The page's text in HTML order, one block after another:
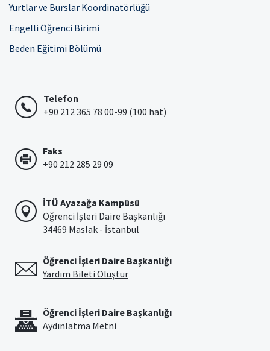
Yurtlar ve Burslar Koordinatörlüğü
Engelli Öğrenci Birimi
Beden Eğitimi Bölümü
Telefon
+90 212 365 78 00-99 (100 hat)
Faks
+90 212 285 29 09
İTÜ Ayazağa Kampüsü
Öğrenci İşleri Daire Başkanlığı
34469 Maslak - İstanbul
Öğrenci İşleri Daire Başkanlığı
Yardım Bileti Oluştur
Öğrenci İşleri Daire Başkanlığı
Aydınlatma Metni